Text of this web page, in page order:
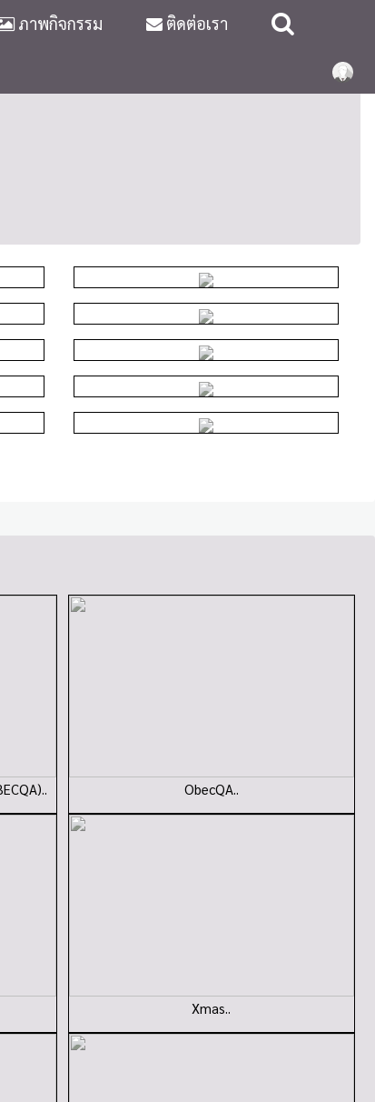
ภาพกิจกรรม ติดต่อเรา
ObecQA..
Xmas..